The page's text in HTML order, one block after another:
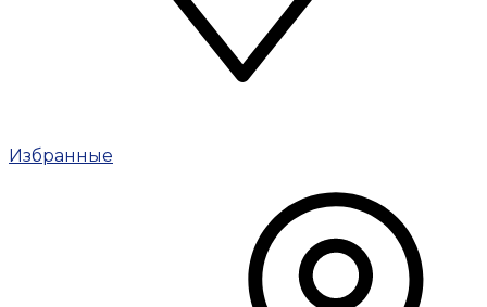
Избранные